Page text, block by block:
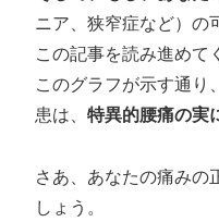
ニア、狭窄症など）の
この記事を読み進めて
このグラフが示す通り
患は、 特異的腰痛の実
さあ、あなたの痛みの
しょう。